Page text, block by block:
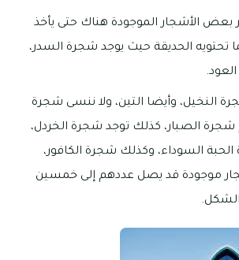
بعض الأشجار الموجودة هناك حتى يأخذ
تحتويه الحديقة حيث يوجد شجرة السدر،
النخيل، وأيضا التين، ولا ننسى شجرة
شجرة الصبار، كذلك توجد شجرة الخردل،
السوداء، وكذلك شجرة الكافور،
موجودة قد يصل عددهم إلى خمسين